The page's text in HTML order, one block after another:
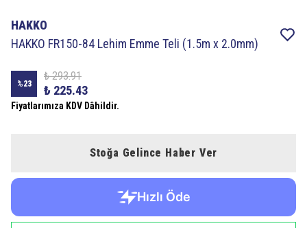
HAKKO
HAKKO FR150-84 Lehim Emme Teli (1.5m x 2.0mm)
%23
₺ 293.91
₺ 225.43
Fiyatlarımıza KDV Dâhildir.
Stoğa Gelince Haber Ver